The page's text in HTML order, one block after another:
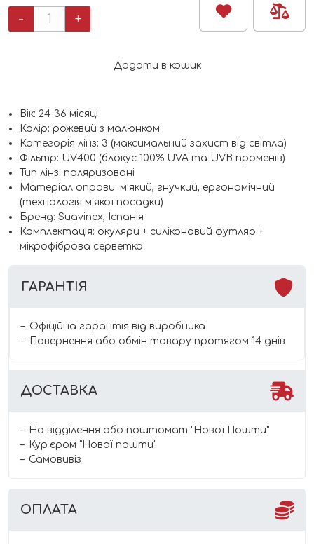
-
Окуляри
24-
36
міс.
кількість
+
Додати в кошик
Вік: 24-36 місяці
Колір: рожевий з малюнком
Категорія лінз: 3 (максимальний захист від світла)
Фільтр: UV400 (блокує 100% UVA та UVB променів)
Тип лінз: поляризовані
Матеріал оправи: м’який, гнучкий, ергономічний
(технологія м’якої посадки)
Бренд: Suavinex, Іспанія
Комплектація: окуляри + силіконовий футляр +
мікрофіброва серветка
ГАРАНТІЯ
Офіційна гарантія від виробника
Повернення або обмін товару протягом 14 днів
ДОСТАВКА
На відділення або поштомат "Нової Пошти"
Курʼєром "Нової пошти"
Самовивіз
ОПЛАТА